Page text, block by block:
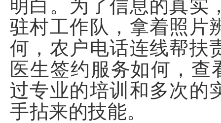
明白。为了信息的真实
驻村工作队，拿着照片
何，农户电话连线帮扶
医生签约服务如何，
过专业的培训和多次的
手拈来的技能。